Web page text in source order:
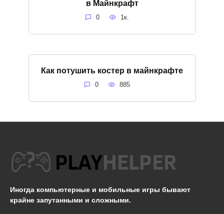
в Майнкрафт
0 1к.
Как потушить костер в майнкрафте
0 885
Иногда компьютерные и мобильные игры бывают
крайне запутанными и сложными.